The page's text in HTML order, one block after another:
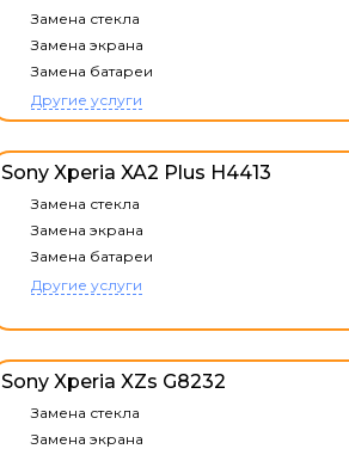
Замена стекла
Замена экрана
Замена батареи
Другие услуги
Sony Xperia XA2 Plus H4413
Замена стекла
Замена экрана
Замена батареи
Другие услуги
Sony Xperia XZs G8232
Замена стекла
Замена экрана